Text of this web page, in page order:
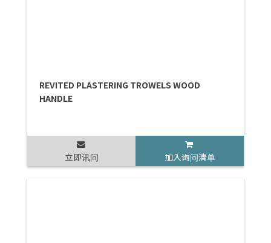
REVITED PLASTERING TROWELS WOOD
HANDLE
立即讯问 加入询问清单